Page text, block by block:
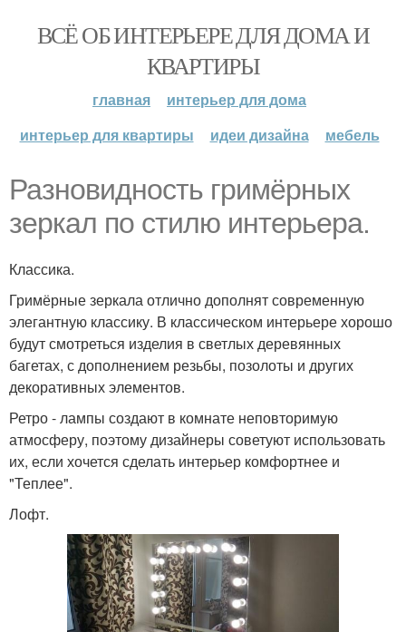
ВСЁ ОБ ИНТЕРЬЕРЕ ДЛЯ ДОМА И
КВАРТИРЫ
главная
интерьер для дома
интерьер для квартиры
идеи дизайна мебель
Разновидность гримёрных
зеркал по стилю интерьера.
Классика.
Гримёрные зеркала отлично дополнят современную
элегантную классику. В классическом интерьере хорошо
будут смотреться изделия в светлых деревянных
багетах, с дополнением резьбы, позолоты и других
декоративных элементов.
Ретро - лампы создают в комнате неповторимую
атмосферу, поэтому дизайнеры советуют использовать
их, если хочется сделать интерьер комфортнее и
"Теплее".
Лофт.